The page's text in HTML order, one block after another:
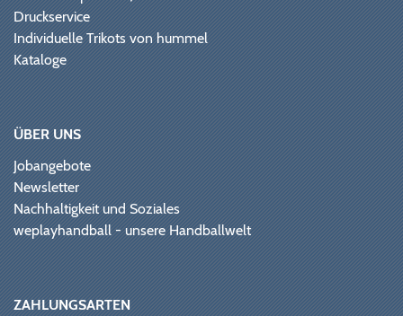
Druckservice
Individuelle Trikots von hummel
Kataloge
ÜBER UNS
Jobangebote
Newsletter
Nachhaltigkeit und Soziales
weplayhandball - unsere Handballwelt
ZAHLUNGSARTEN